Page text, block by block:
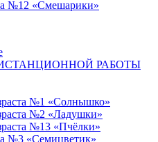
№12 «Смешарики»
РАБОТЫ
№1 «Солнышко»
№2 «Ладушки»
№13 «Пчёлки»
№3 «Семицветик»